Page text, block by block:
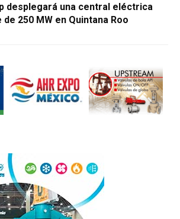
desplegará una central eléctrica
250 MW en Quintana Roo